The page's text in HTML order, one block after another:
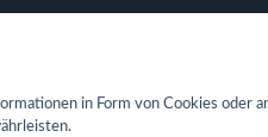
in Form von Cookies oder